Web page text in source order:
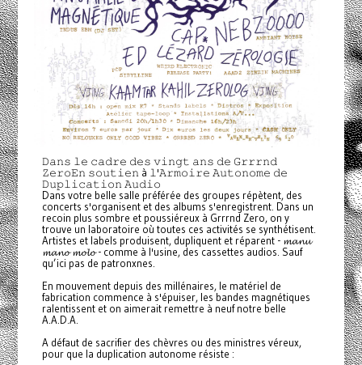
𝙳𝚊𝚗𝚜 𝚕𝚎 𝚌𝚊𝚍𝚛𝚎 𝚍𝚎𝚜 𝚟𝚒𝚗𝚐𝚝 𝚊𝚗𝚜 𝚍𝚎 𝙶𝚛𝚛𝚛𝚗𝚍
𝚉𝚎𝚛𝚘𝙴𝚗 𝚜𝚘𝚞𝚝𝚒𝚎𝚗 à 𝚕'𝙰𝚛𝚖𝚘𝚒𝚛𝚎 𝙰𝚞𝚝𝚘𝚗𝚘𝚖𝚎 𝚍𝚎
𝙳𝚞𝚙𝚕𝚒𝚌𝚊𝚝𝚒𝚘𝚗 𝙰𝚞𝚍𝚒𝚘
Dans votre belle salle préférée des groupes répètent, des
concerts s'organisent et des albums s'enregistrent. Dans un
recoin plus sombre et poussiéreux à Grrrnd Zero, on y
trouve un laboratoire où toutes ces activités se synthétisent.
Artistes et labels produisent, dupliquent et réparent - 𝓶𝓪𝓷𝓾
𝓶𝓪𝓷𝓸 𝓶𝓸𝓵𝓸 - comme à l'usine, des cassettes audios. Sauf
qu’ici pas de patronxnes.
En mouvement depuis des millénaires, le matériel de
fabrication commence à s'épuiser, les bandes magnétiques
ralentissent et on aimerait remettre à neuf notre belle
A.A.D.A.
A défaut de sacrifier des chèvres ou des ministres véreux,
pour que la duplication autonome résiste :